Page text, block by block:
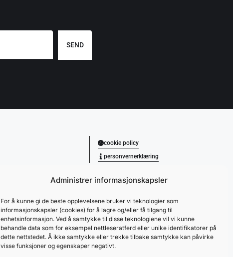
Administrer informasjonskapsler
For å kunne gi de beste opplevelsene bruker vi teknologier som
informasjonskapsler (cookies) for å lagre og/eller få tilgang til
enhetsinformasjon. Ved å samtykke til disse teknologiene vil vi kunne
behandle data som for eksempel nettleseratferd eller unike identifikatorer på
dette nettstedet. Å ikke samtykke eller trekke tilbake samtykke kan påvirke
visse funksjoner og egenskaper negativt.
SEND
cookie policy
personvernerklæring